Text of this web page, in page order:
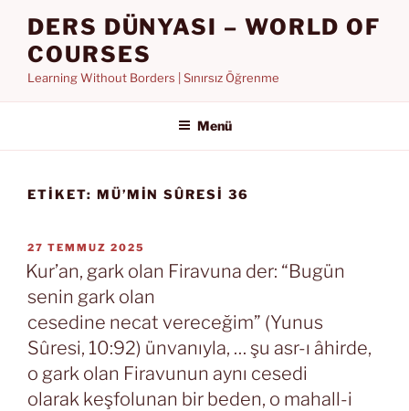
DERS DÜNYASI – WORLD OF
COURSES
Learning Without Borders | Sınırsız Öğrenme
Menü
ETIKET: MÜ’MIN SÛRESI 36
YAYIM
TARIHI
27 TEMMUZ 2025
Kur’an, gark olan Firavuna der: “Bugün
senin gark olan
cesedine necat vereceğim” (Yunus
Sûresi, 10:92) ünvanıyla, … şu asr-ı âhirde,
o gark olan Firavunun aynı cesedi
olarak keşfolunan bir beden, o mahall-i